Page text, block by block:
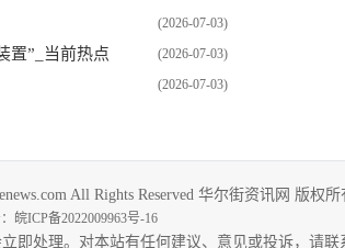
(2026-07-03)
(2026-07-03)
置”_当前热点
(2026-07-03)
All Rights Reserved 华尔街资讯网 版权所
皖ICP备2022009963号-16
处理。对本站有任何建议、意见或投诉，请联